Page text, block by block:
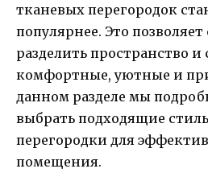
тканевых перегородок
популярнее. Это позволяет
разделить пространство и
комфортные, уютные и
данном разделе мы
выбрать подходящие
перегородки для
помещения.